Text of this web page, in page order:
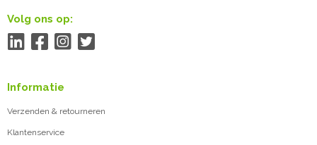
Volg ons op:
Informatie
Verzenden & retourneren
Klantenservice